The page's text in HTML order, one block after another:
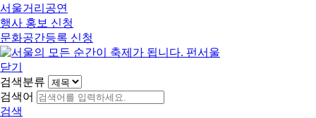
서울거리공연
행사 홍보 신청
문화공간등록 신청
닫기
검색분류
검색어
검색